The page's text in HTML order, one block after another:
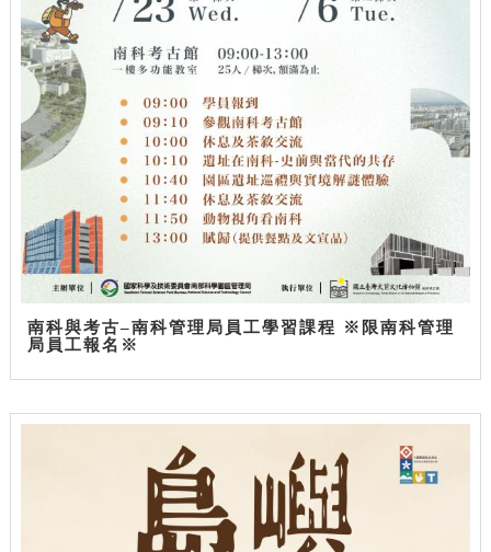
南科與考古–南科管理局員工學習課程 ※限南科管理
局員工報名※